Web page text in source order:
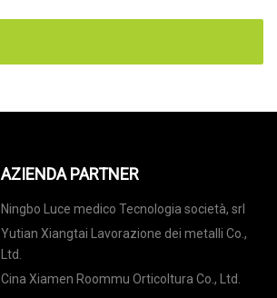
AZIENDA PARTNER
Ningbo Luce medico Tecnologia società, srl
Yutian Xiangtai Lavorazione dei metalli Co.,
Ltd.
Cina Xiamen Roommu Orticoltura Co., Ltd.